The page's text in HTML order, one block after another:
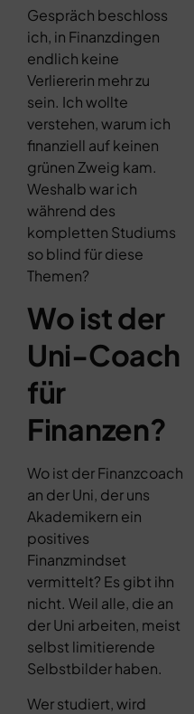
Gespräch beschloss
ich, in Finanzdingen
endlich keine
Verliererin mehr zu
sein. Ich wollte
verstehen, warum ich
finanziell auf keinen
grünen Zweig kam.
Weshalb war ich
während des
kompletten Studiums
so blind für diese
Themen?
Wo ist der
Uni-Coach
für
Finanzen?
Wo ist der Finanzcoach
an der Uni, der uns
Akademikern ein
positives
Finanzmindset
vermittelt? Es gibt ihn
nicht. Weil alle, die an
der Uni arbeiten, meist
selbst limitierende
Selbstbilder haben.
Wer studiert, wird